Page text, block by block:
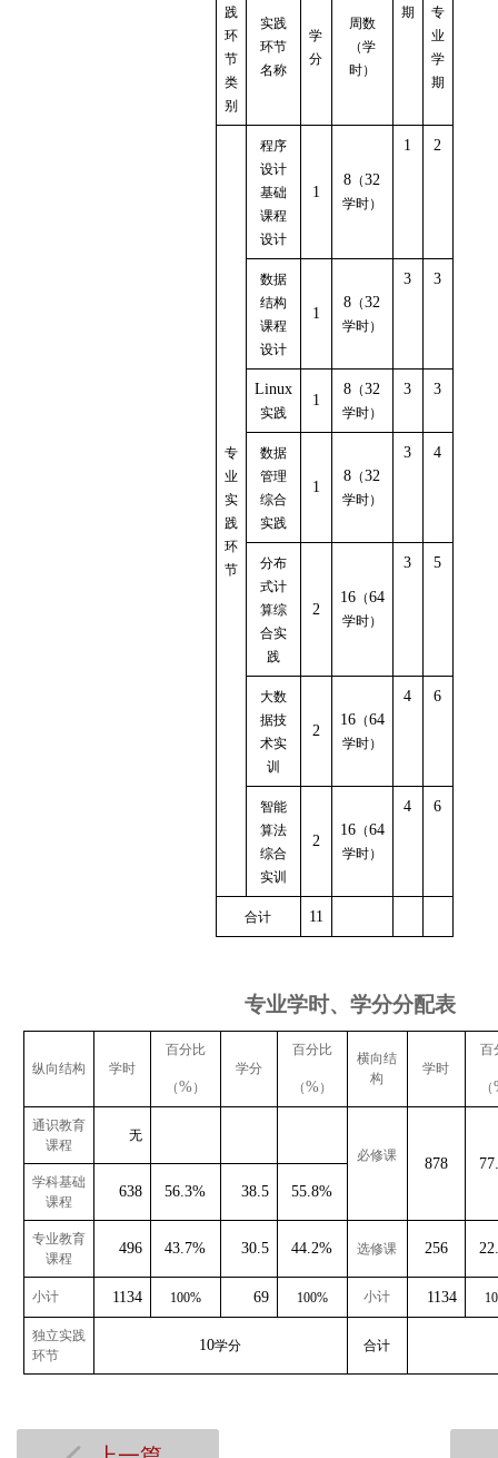
践
环
节
类
别
实践
环节
名称
学
分
周数
（学
时）
期
专
业
学
期
专
业
实
践
环
节
程序
设计
基础
课程
设计
1
8 （32
学时）
1 2
数据
结构
课程
设计
1
8 （32
学时）
3 3
Linux
实践
1
8 （32
学时）
3 3
数据
管理
综合
实践
1
8 （32
学时）
3 4
分布
式计
算综
合实
践
2
16（64
学时）
3 5
大数
据技
术实
训
2
16（64
学时）
4 6
智能
算法
综合
实训
2
16（64
学时）
4 6
合计 11
专业学时、学分分配表
纵向结构 学时
百分比
（%）
学分
百分比
（%）
横向结
构
学时
百
（
通识教育
课程
无
必修课
878
学科基础
课程
638 56.3% 38.5 55.8%
专业教育
课程
496 43.7% 30.5 44.2% 选修课 256
小计 1134 100% 69 100% 小计 1134
独立实践
环节
10学分 合计